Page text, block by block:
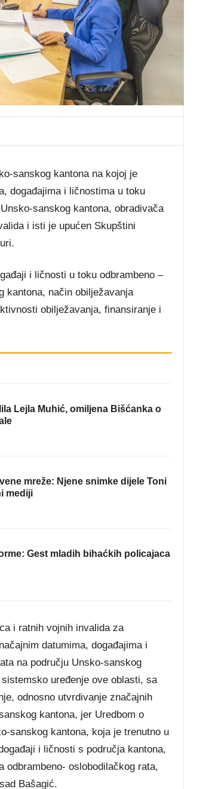
sanskog kantona na kojoj je
događajima i ličnostima u toku
sanskog kantona, obradivača
i isti je upućen Skupštini
i ličnosti u toku odbrambeno –
kantona, način obilježavanja
obilježavanja, finansiranje i
Lejla Muhić, omiljena Bišćanka o
mreže: Njene snimke dijele Toni
mediji
Gest mladih bihaćkih policajaca
i ratnih vojnih invalida za
datumima, događajima i
na području Unsko-sanskog
uređenje ove oblasti, sa
odnosno utvrdivanje značajnih
kantona, jer Uredbom o
sanskog kantona, koja je trenutno u
i ličnosti s područja kantona,
odbrambeno- oslobodilačkog rata,
Bašagić.